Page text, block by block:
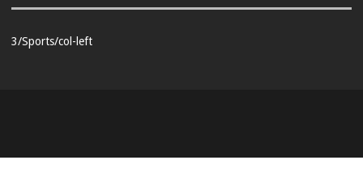
3/Sports/col-left